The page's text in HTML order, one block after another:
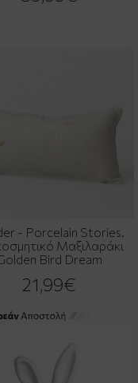
- Porcelain Stories.
Μαξιλαράκι
Bird Dream
21,99€